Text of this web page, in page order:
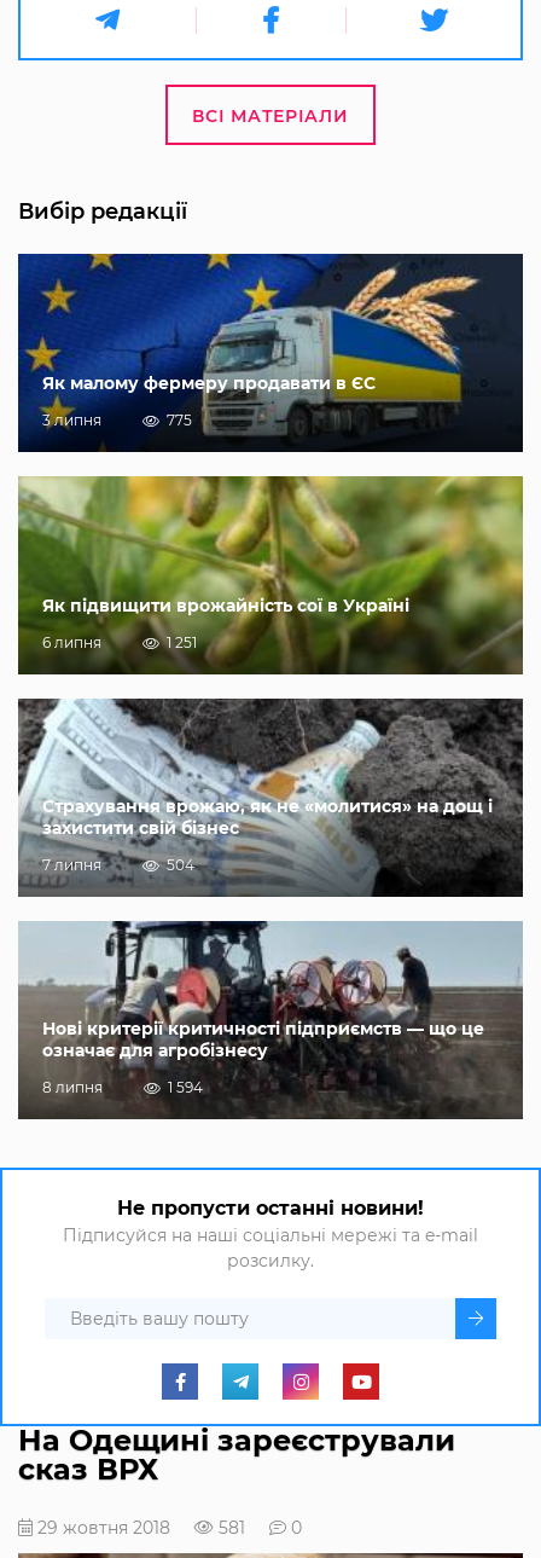
ВСІ МАТЕРІАЛИ
Вибір редакції
Як малому фермеру продавати в ЄС
3 липня 775
Як підвищити врожайність сої в Україні
6 липня 1 251
Страхування врожаю, як не «молитися» на дощ і
захистити свій бізнес
7 липня 504
Нові критерії критичності підприємств — що це
означає для агробізнесу
8 липня 1 594
Не пропусти останні новини!
Підписуйся на наші соціальні мережі та e-mail
розсилку.
На Одещині зареєстрували
сказ ВРХ
29 жовтня 2018 581 0